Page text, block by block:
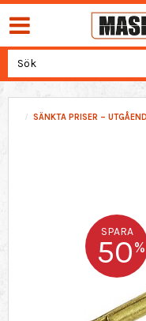
SÄNKTA PRISER –
SPARA
50%